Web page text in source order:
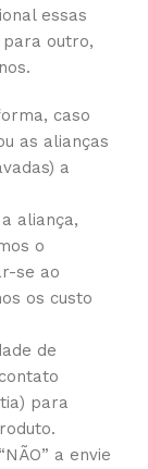
essas
outro,
caso
as alianças
a
aliança,
o
se ao
os custo
de
para
a envie